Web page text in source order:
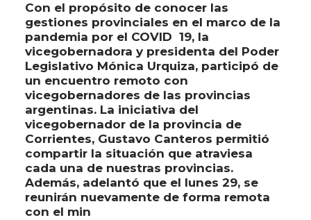
Con el propósito de conocer las
gestiones provinciales en el marco de la
pandemia por el COVID  19, la
vicegobernadora y presidenta del Poder
Legislativo Mónica Urquiza, participó de
un encuentro remoto con
vicegobernadores de las provincias
argentinas. La iniciativa del
vicegobernador de la provincia de
Corrientes, Gustavo Canteros permitió
compartir la situación que atraviesa
cada una de nuestras provincias.
Además, adelantó que el lunes 29, se
reunirán nuevamente de forma remota
con el min